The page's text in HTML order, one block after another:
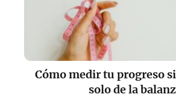
Cómo medir tu progreso
solo de la